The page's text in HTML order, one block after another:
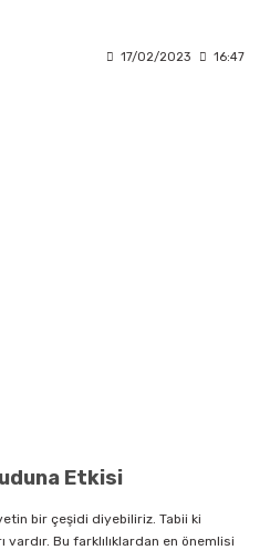
17/02/2023 16:47
Etkisi
bir çeşidi diyebiliriz. Tabii ki
vardır. Bu farklılıklardan en önemlisi